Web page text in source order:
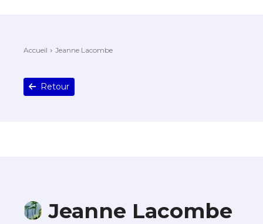
Accueil Jeanne Lacombe
Retour
Jeanne Lacombe